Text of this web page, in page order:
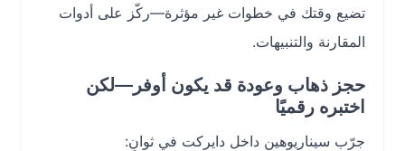
تضيع وقتك في خطوات غير مؤثرة—ركّز على أدوات
المقارنة والتنبيهات.
حجز ذهاب وعودة قد يكون أوفر—لكن
اختبره رقميًا
جرّب سيناريوهين داخل دايركت في ثوانٍ: